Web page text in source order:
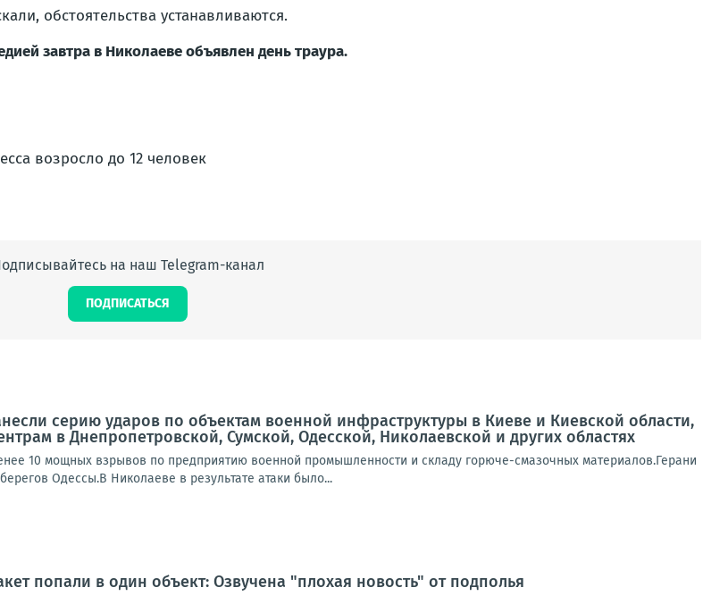
обстоятельства устанавливаются.
завтра в Николаеве объявлен день траура.
на наш Telegram-канал
ПОДПИСАТЬСЯ
серию ударов по объектам военной инфраструктуры в Киеве и Киевской области,
в Днепропетровской, Сумской, Одесской, Николаевской и других областях
10 мощных взрывов по предприятию военной промышленности и складу горюче-смазочных материалов.Герани
Одессы.В Николаеве в результате атаки было...
попали в один объект: Озвучена "плохая новость" от подполья